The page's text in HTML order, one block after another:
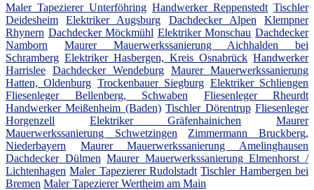
Maler Tapezierer Unterföhring Handwerker Reppenstedt Tischler
Deidesheim
Elektriker Augsburg Dachdecker Alpen
Klempner
Rhynern Dachdecker Möckmühl Elektriker Monschau Dachdecker
Namborn
Maurer Mauerwerkssanierung Aichhalden bei
Schramberg Elektriker Hasbergen, Kreis Osnabrück Handwerker
Harrislee Dachdecker Wendeburg Maurer Mauerwerkssanierung
Hatten, Oldenburg Trockenbauer Siegburg Elektriker Schliengen
Fliesenleger Bellenberg, Schwaben
Fliesenleger Rheurdt
Handwerker Meißenheim (Baden) Tischler Dörentrup Fliesenleger
Horgenzell
Elektriker Gräfenhainichen
Maurer
Mauerwerkssanierung Schwetzingen
Zimmermann Bruckberg,
Niederbayern
Maurer Mauerwerkssanierung Amelinghausen
Dachdecker Dülmen Maurer Mauerwerkssanierung Elmenhorst /
Lichtenhagen Maler Tapezierer Rudolstadt Tischler Hambergen bei
Bremen Maler Tapezierer Wertheim am Main